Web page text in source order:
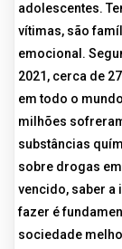
adolescentes.
vítimas, são
emocional.
2021, cerca de
em todo o
milhões
substâncias
sobre drogas
vencido, saber a
fazer é
sociedade